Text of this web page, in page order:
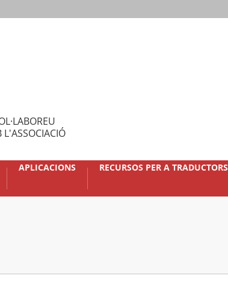
L'ASSOCIACIÓ
APLICACIONS RECURSOS PER A TRADUCTORS